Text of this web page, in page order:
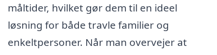
måltider, hvilket gør dem til en ideel
løsning for både travle familier og
enkeltpersoner. Når man overvejer at